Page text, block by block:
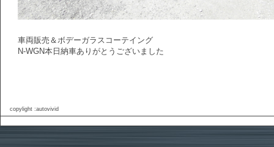
車両販売＆ボデーガラスコーテイング
N-WGN本日納車ありがとうございました
copylight :autovivid